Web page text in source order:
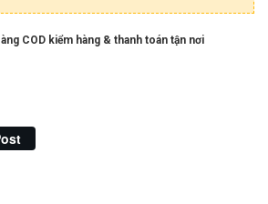
COD kiểm hàng & thanh toán tận nơi